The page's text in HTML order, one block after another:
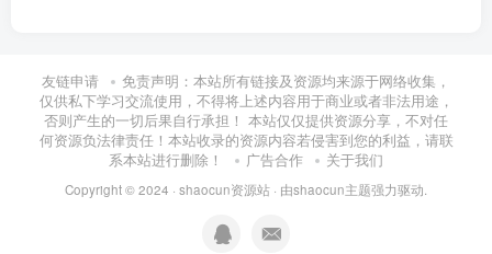
友链申请
免责声明：本站所有链接及资源均来源于网络收集，
仅供私下学习交流使用，不得将上述内容用于商业或者非法用途，
否则产生的一切后果自行承担！ 本站仅仅提供资源分享，不对任
何资源负法律责任！本站收录的资源内容若侵害到您的利益，请联
系本站进行删除！
广告合作 关于我们
Copyright © 2024 · shaocun资源站 · 由shaocun主题强力驱动.